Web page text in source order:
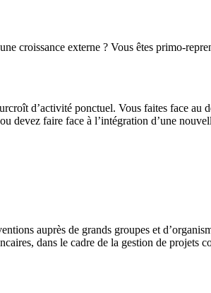
croissance externe ? Vous êtes primo-
d’activité ponctuel. Vous faites face au
faire face à l’intégration d’une
auprès de grands groupes et
dans le cadre de la gestion de projets